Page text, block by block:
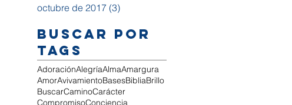
octubre de 2017 (3)
Buscar por
tags
AdoraciónAlegríaAlmaAmargura
AmorAvivamientoBasesBibliaBrillo
BuscarCaminoCarácter
CompromisoConciencia